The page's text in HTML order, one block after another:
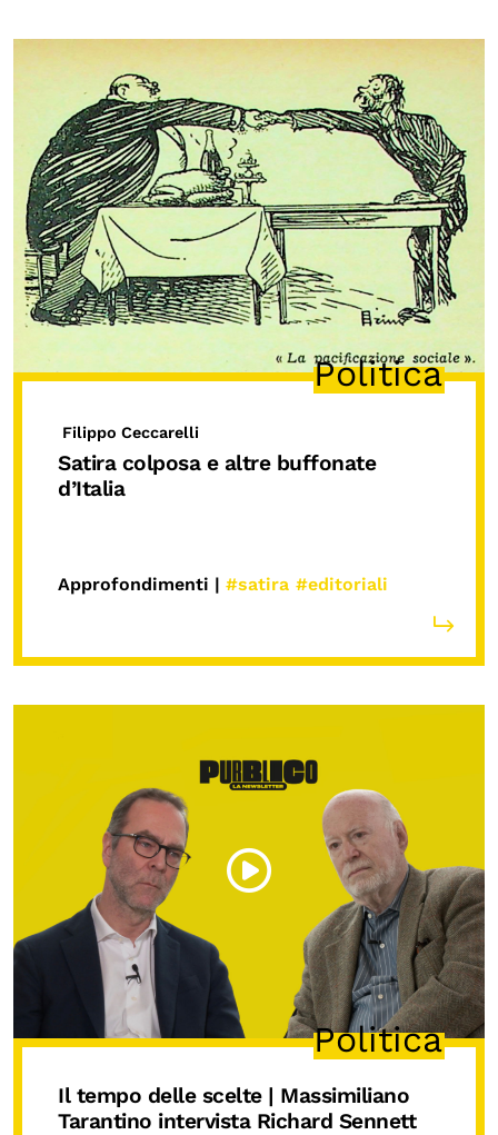
Politica
Filippo Ceccarelli
Satira colposa e altre buffonate
d’Italia
Approfondimenti | #satira #editoriali
Politica
Il tempo delle scelte | Massimiliano
Tarantino intervista Richard Sennett